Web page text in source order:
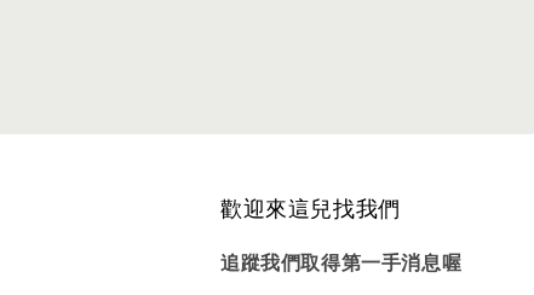
歡迎來這兒找我們
追蹤我們取得第一手消息喔